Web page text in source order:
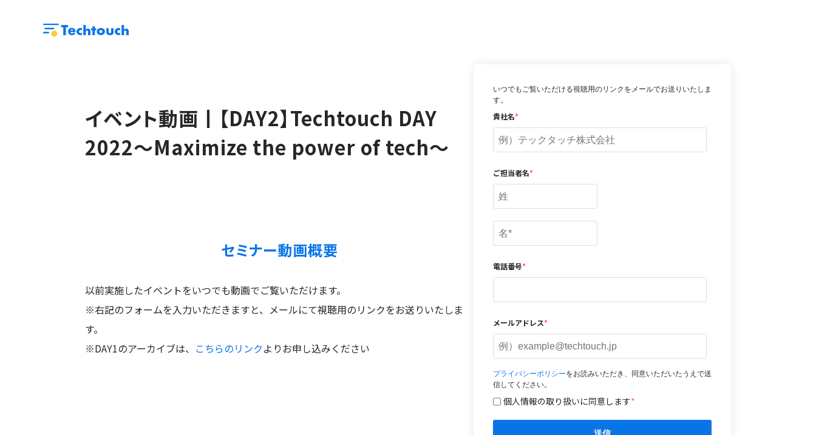
イベント動画丨【DAY2】Techtouch DAY
2022〜Maximize the power of tech〜
セミナー動画概要
以前実施したイベントをいつでも動画でご覧いただけます。
※右記のフォームを入力いただきますと、メールにて視聴用のリンクをお送りいたしま
す。
※DAY1のアーカイブは、 こちらのリンクよりお申し込みください
いつでもご覧いただける視聴用のリンクをメールでお送りいたしま
す。
貴社名*
ご担当者名*
電話番号*
メールアドレス*
プライバシーポリシーをお読みいただき、同意いただいたうえで送
信してください。
個人情報の取り扱いに同意します*